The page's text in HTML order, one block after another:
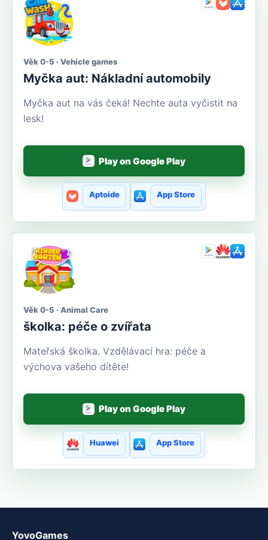
Věk 0-5 · Vehicle games
Myčka aut: Nákladní automobily
Myčka aut na vás čeká! Nechte auta vyčistit na
lesk!
Play on Google Play
Aptoide App Store
Věk 0-5 · Animal Care
školka: péče o zvířata
Mateřská školka. Vzdělávací hra: péče a
výchova vašeho dítěte!
Play on Google Play
Huawei App Store
YovoGames